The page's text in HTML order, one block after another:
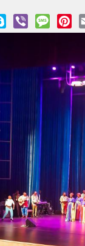
Skype Viber